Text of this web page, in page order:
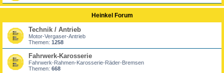
Heinkel Forum
Technik / Antrieb
Motor-Vergaser-Antrieb
Themen: 1258
Fahrwerk-Karosserie
Fahrwerk-Rahmen-Karosserie-Räder-Bremsen
Themen: 668